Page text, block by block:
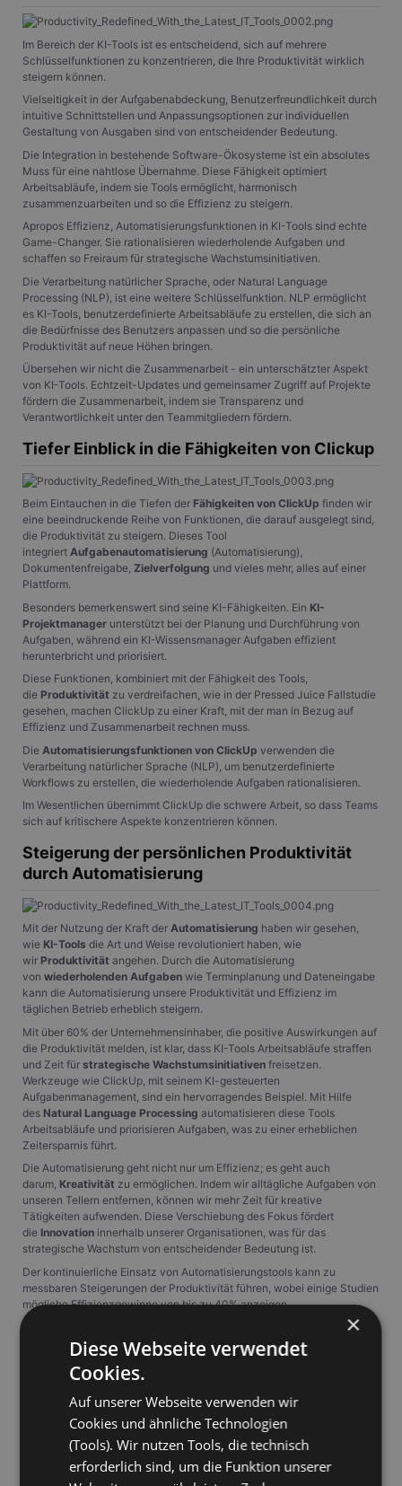
Im Bereich der KI-Tools ist es entscheidend, sich auf mehrere
Schlüsselfunktionen zu konzentrieren, die Ihre Produktivität wirklich
steigern können.
Vielseitigkeit in der Aufgabenabdeckung, Benutzerfreundlichkeit durch
intuitive Schnittstellen und Anpassungsoptionen zur individuellen
Gestaltung von Ausgaben sind von entscheidender Bedeutung.
Die Integration in bestehende Software-Ökosysteme ist ein absolutes
Muss für eine nahtlose Übernahme. Diese Fähigkeit optimiert
Arbeitsabläufe, indem sie Tools ermöglicht, harmonisch
zusammenzuarbeiten und so die Effizienz zu steigern.
Apropos Effizienz, Automatisierungsfunktionen in KI-Tools sind echte
Game-Changer. Sie rationalisieren wiederholende Aufgaben und
schaffen so Freiraum für strategische Wachstumsinitiativen.
Die Verarbeitung natürlicher Sprache, oder Natural Language
Processing (NLP), ist eine weitere Schlüsselfunktion. NLP ermöglicht
es KI-Tools, benutzerdefinierte Arbeitsabläufe zu erstellen, die sich an
die Bedürfnisse des Benutzers anpassen und so die persönliche
Produktivität auf neue Höhen bringen.
Übersehen wir nicht die Zusammenarbeit - ein unterschätzter Aspekt
von KI-Tools. Echtzeit-Updates und gemeinsamer Zugriff auf Projekte
fördern die Zusammenarbeit, indem sie Transparenz und
Verantwortlichkeit unter den Teammitgliedern fördern.
Tiefer Einblick in die Fähigkeiten von Clickup
Beim Eintauchen in die Tiefen der Fähigkeiten von ClickUp finden wir
eine beeindruckende Reihe von Funktionen, die darauf ausgelegt sind,
die Produktivität zu steigern. Dieses Tool
integriert Aufgabenautomatisierung (Automatisierung),
Dokumentenfreigabe, Zielverfolgung und vieles mehr, alles auf einer
Plattform.
Besonders bemerkenswert sind seine KI-Fähigkeiten. Ein KI-
Projektmanagerunterstützt bei der Planung und Durchführung von
Aufgaben, während ein KI-Wissensmanager Aufgaben effizient
herunterbricht und priorisiert.
Diese Funktionen, kombiniert mit der Fähigkeit des Tools,
die Produktivität zu verdreifachen, wie in der Pressed Juice Fallstudie
gesehen, machen ClickUp zu einer Kraft, mit der man in Bezug auf
Effizienz und Zusammenarbeit rechnen muss.
Die Automatisierungsfunktionen von ClickUp verwenden die
Verarbeitung natürlicher Sprache (NLP), um benutzerdefinierte
Workflows zu erstellen, die wiederholende Aufgaben rationalisieren.
Im Wesentlichen übernimmt ClickUp die schwere Arbeit, so dass Teams
sich auf kritischere Aspekte konzentrieren können.
Steigerung der persönlichen Produktivität
durch Automatisierung
Mit der Nutzung der Kraft der Automatisierung haben wir gesehen,
wie KI-Tools die Art und Weise revolutioniert haben, wie
wir Produktivität angehen. Durch die Automatisierung
von wiederholenden Aufgabenwie Terminplanung und Dateneingabe
kann die Automatisierung unsere Produktivität und Effizienz im
täglichen Betrieb erheblich steigern.
Mit über 60% der Unternehmensinhaber, die positive Auswirkungen auf
die Produktivität melden, ist klar, dass KI-Tools Arbeitsabläufe straffen
und Zeit für strategische Wachstumsinitiativenfreisetzen.
Werkzeuge wie ClickUp, mit seinem KI-gesteuerten
Aufgabenmanagement, sind ein hervorragendes Beispiel. Mit Hilfe
des Natural Language Processing automatisieren diese Tools
Arbeitsabläufe und priorisieren Aufgaben, was zu einer erheblichen
Zeitersparnis führt.
Die Automatisierung geht nicht nur um Effizienz; es geht auch
darum, Kreativität zu ermöglichen. Indem wir alltägliche Aufgaben von
unseren Tellern entfernen, können wir mehr Zeit für kreative
Tätigkeiten aufwenden. Diese Verschiebung des Fokus fördert
die Innovationinnerhalb unserer Organisationen, was für das
strategische Wachstum von entscheidender Bedeutung ist.
Der kontinuierliche Einsatz von Automatisierungstools kann zu
messbaren Steigerungen der Produktivität führen, wobei einige Studien
mögliche Effizienzgewinne von bis zu 40% anzeigen.
Da wir weiterhin die Macht der Automatisierung nutzen, definieren wir
die Produktivität neu und setzen neue Standards für die Zukunft.
Zeitmanagement revolutioniert durch KI
Wir treten in eine neue Ära der Effizienz ein, in der die
Zeitverwaltung revolutioniert. Durch fortgeschrittene KI-gestützte
Werkzeugeautomatisieren wir Planung und Erinnerungen, was die für
Aufgabenorganisation aufgewendete Zeit erheblich reduziert und die
×
Diese Webseite verwendet
Cookies.
Auf unserer Webseite verwenden wir
Cookies und ähnliche Technologien
(Tools). Wir nutzen Tools, die technisch
erforderlich sind, um die Funktion unserer